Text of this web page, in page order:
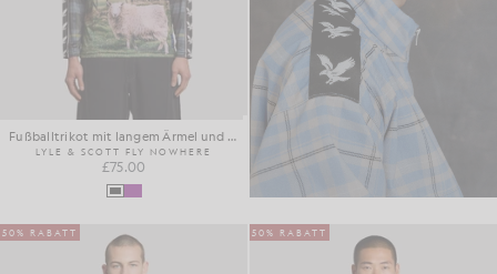
Fußballtrikot mit langem Ärmel und Schaf-Motiv
LYLE & SCOTT FLY NOWHERE
£75.00
50% RABATT 50% RABATT